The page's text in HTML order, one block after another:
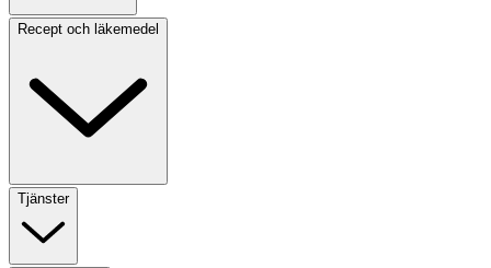
Recept och läkemedel
Tjänster